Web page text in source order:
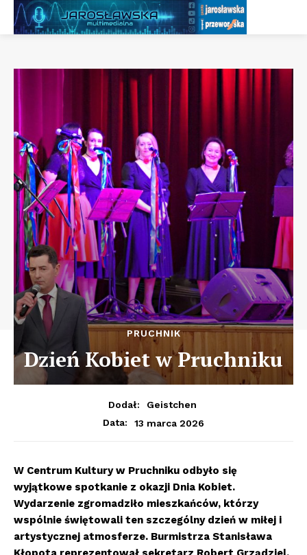
PRUCHNIK
Dzień Kobiet w Pruchniku
Dodał:
Geistchen
Data:
13 marca 2026
W Centrum Kultury w Pruchniku odbyło się
wyjątkowe spotkanie z okazji Dnia Kobiet.
Wydarzenie zgromadziło mieszkańców, którzy
wspólnie świętowali ten szczególny dzień w miłej i
artystycznej atmosferze. Burmistrza Stanisława